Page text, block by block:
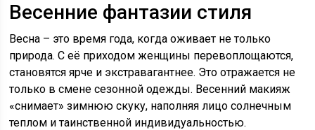
Весенние фантазии стиля
Весна – это время года, когда оживает не только
природа. С её приходом женщины перевоплощаются,
становятся ярче и экстравагантнее. Это отражается не
только в смене сезонной одежды. Весенний макияж
«снимает» зимнюю скуку, наполняя лицо солнечным
теплом и таинственной индивидуальностью.